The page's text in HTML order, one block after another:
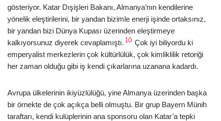
gösteriyor. Katar Dışişleri Bakanı, Almanya’nın kendilerine
yönelik eleştirilerini, bir yandan bizimle enerji işinde ortaksınız,
bir yandan bizi Dünya Kupası üzerinden eleştirmeye
kalkıyorsunuz diyerek cevaplamıştı. 10 Çok iyi biliyordu ki
emperyalist merkezlerin çok kültürlülük, çok kimliklilik retoriği
her zaman olduğu gibi iş kendi çıkarlarına uzanana kadardı.
Avrupa ülkelerinin ikiyüzlülüğü, yine Almanya üzerinden başka
bir örnekte de çok açıkça belli olmuştu. Bir grup Bayern Münih
taraftarı, kendi kulüplerinin ana sponsoru olan Katar’a tepki